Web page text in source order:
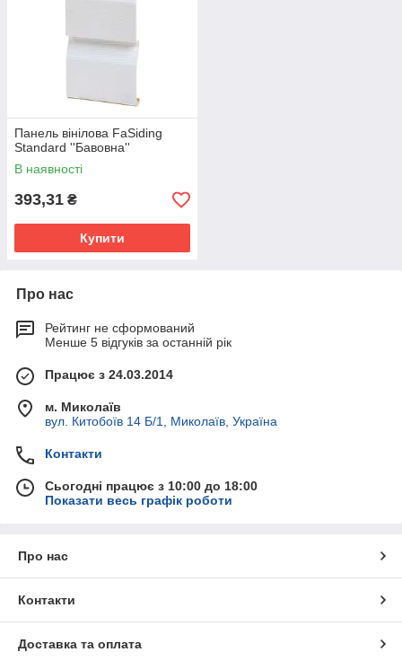
Панель вінілова FaSiding
Standard ''Бавовна''
В наявності
393,31 ₴
Купити
Про нас
Рейтинг не сформований
Менше 5 відгуків за останній рік
Працює з 24.03.2014
м. Миколаїв
вул. Китобоїв 14 Б/1, Миколаїв, Україна
Контакти
Сьогодні працює з 10:00 до 18:00
Показати весь графік роботи
Про нас
Контакти
Доставка та оплата